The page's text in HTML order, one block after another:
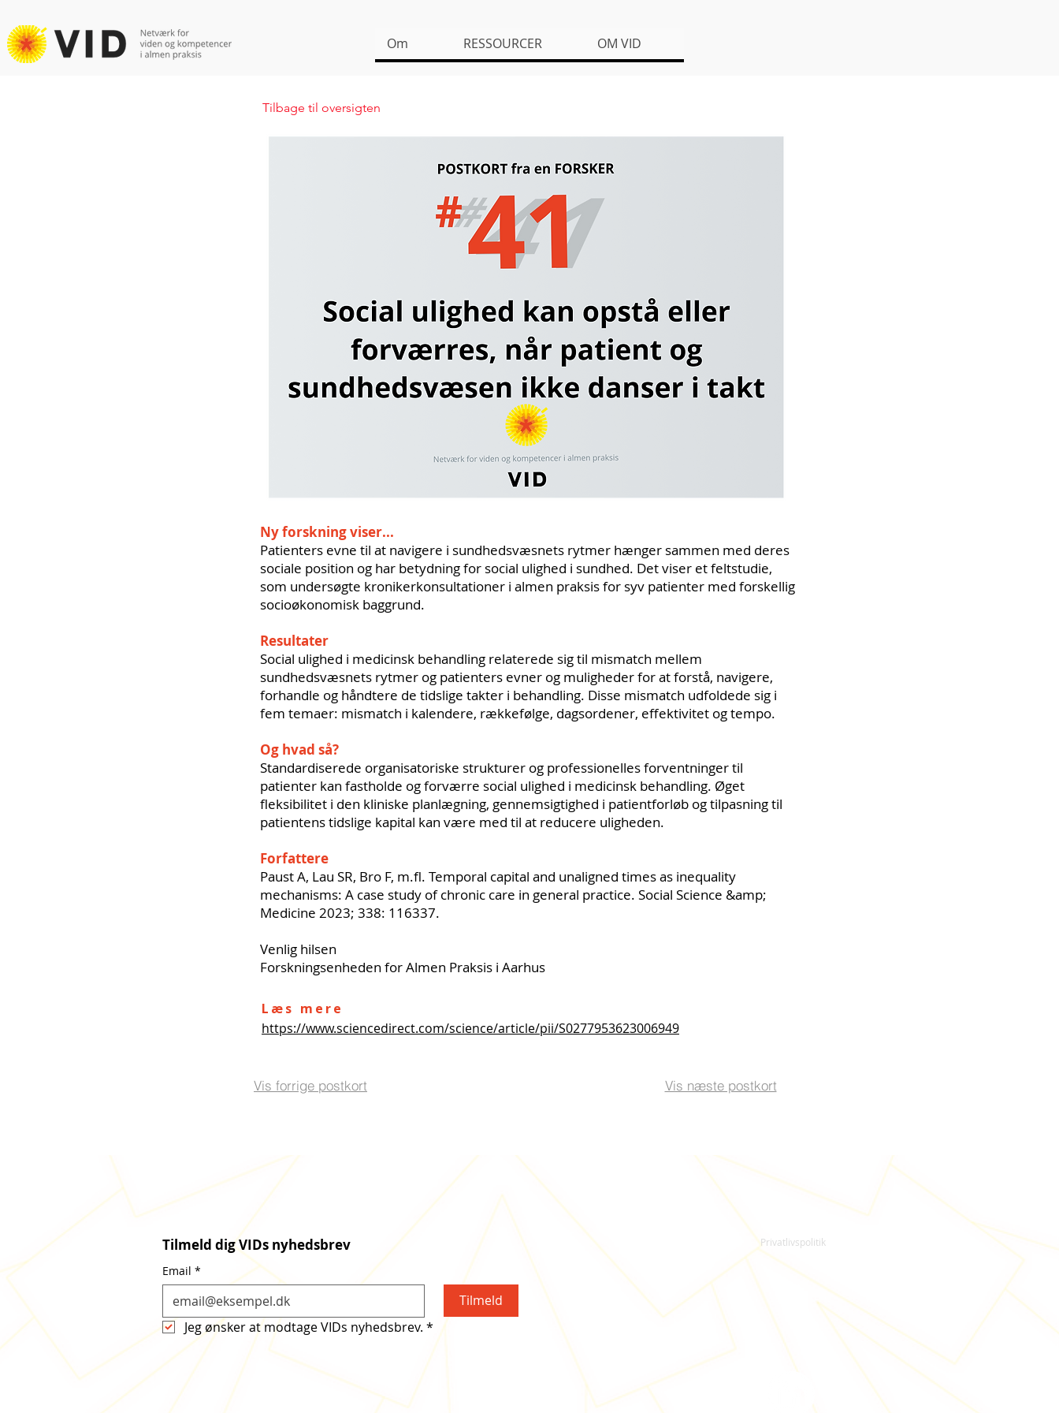
Om RESSOURCER OM VID
Ny forskning viser...
Patienters evne til at navigere i sundhedsvæsnets rytmer hænger sammen med deres
sociale position og har betydning for social ulighed i sundhed. Det viser et feltstudie,
som undersøgte kronikerkonsultationer i almen praksis for syv patienter med forskellig
socioøkonomisk baggrund.
Resultater
Social ulighed i medicinsk behandling relaterede sig til mismatch mellem
sundhedsvæsnets rytmer og patienters evner og muligheder for at forstå, navigere,
forhandle og håndtere de tidslige takter i behandling. Disse mismatch udfoldede sig i
fem temaer: mismatch i kalendere, rækkefølge, dagsordener, effektivitet og tempo.
Og hvad så?
Standardiserede organisatoriske strukturer og professionelles forventninger til
patienter kan fastholde og forværre social ulighed i medicinsk behandling. Øget
fleksibilitet i den kliniske planlægning, gennemsigtighed i patientforløb og tilpasning til
patientens tidslige kapital kan være med til at reducere uligheden.
Forfattere
Paust A, Lau SR, Bro F, m.fl. Temporal capital and unaligned times as inequality
mechanisms: A case study of chronic care in general practice. Social Science &amp;
Medicine 2023; 338: 116337.
Venlig hilsen
Forskningsenheden for Almen Praksis i Aarhus
Læs mere
https://www.sciencedirect.com/science/article/pii/S0277953623006949
Vis forrige postkort Vis næste postkort
Tilbage til oversigten
Tilmeld dig VIDs nyhedsbrev
Email *
Tilmeld
Jeg ønsker at modtage VIDs nyhedsbrev. *
Privatlivspolitik